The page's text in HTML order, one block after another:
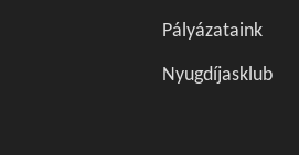
Pályázataink
Nyugdíjasklub